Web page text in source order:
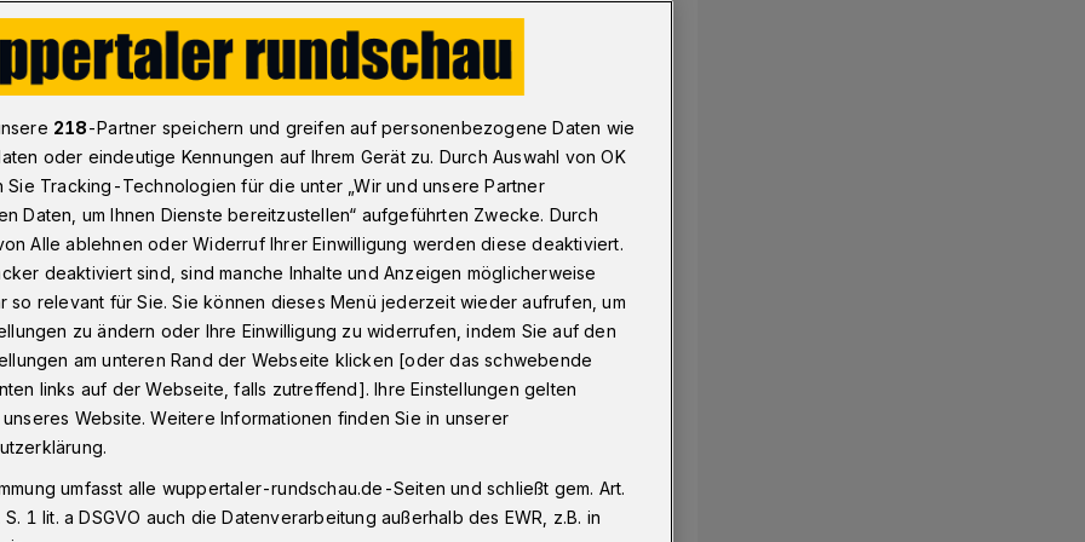
zu MINT-Profis werden
zu MINT-
Schüler ab Klasse 7 können sich ab
die Kurse des Bergischen Schul-
Pünktlich zu den Herbstferien
in MINT-Ferien – darüber hinaus
die Teilnehmerinnen und Teilnehmer
218-Partner speichern und greifen auf personenbezogene Daten wie
oder eindeutige Kennungen auf Ihrem Gerät zu. Durch Auswahl von OK
Sie Tracking-Technologien für die unter „Wir und unsere Partner
Daten, um Ihnen Dienste bereitzustellen“ aufgeführten Zwecke. Durch
Alle ablehnen oder Widerruf Ihrer Einwilligung werden diese deaktiviert.
deaktiviert sind, sind manche Inhalte und Anzeigen möglicherweise
so relevant für Sie. Sie können dieses Menü jederzeit wieder aufrufen, um
zu ändern oder Ihre Einwilligung zu widerrufen, indem Sie auf den
am unteren Rand der Webseite klicken [oder das schwebende
links auf der Webseite, falls zutreffend]. Ihre Einstellungen gelten
Website. Weitere Informationen finden Sie in unserer
umfasst alle wuppertaler-rundschau.de-Seiten und schließt gem. Art.
1 lit. a DSGVO auch die Datenverarbeitung außerhalb des EWR, z.B. in